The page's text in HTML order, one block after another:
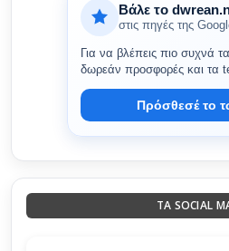
Βάλε το
στις πηγές της
Για να βλέπεις πιο συχνά
δωρεάν προσφορές και τα
Πρόσθεσέ το
ΤΑ SOCIAL